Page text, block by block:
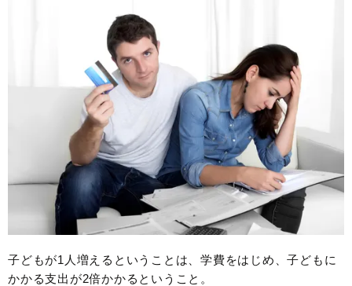
子どもが1人増えるということは、学費をはじめ、子どもに
かかる支出が2倍かかるということ。